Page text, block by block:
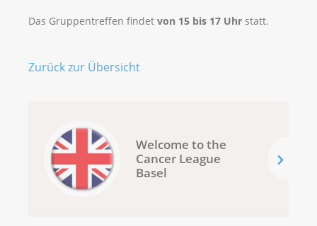
Das Gruppentreffen findet von 15 bis 17 Uhr statt.
Zurück zur Übersicht
Welcome to the
Cancer League
Basel